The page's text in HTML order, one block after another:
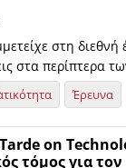
στη
στα περίπτερα
Έρευνα
on
τόμος για